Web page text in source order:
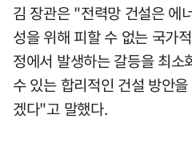
김 장관은 "전력망 건설은 에
성을 위해 피할 수 없는 국가
정에서 발생하는 갈등을 최소
수 있는 합리적인 건설 방안
겠다"고 말했다.